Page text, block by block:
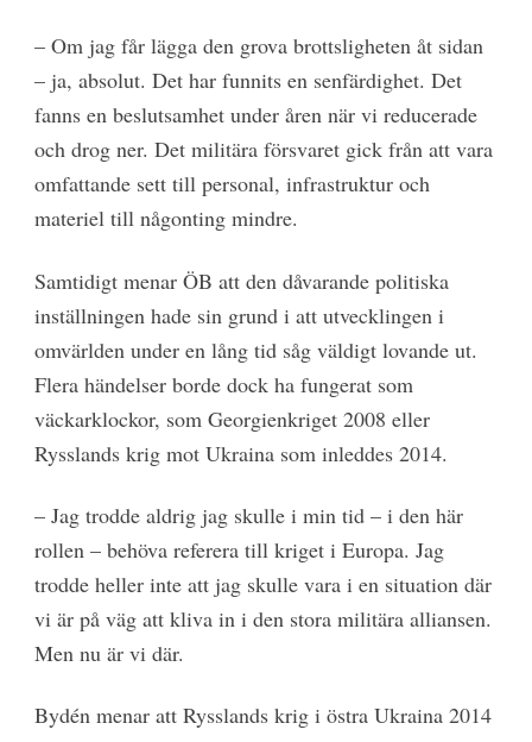
– Om jag får lägga den grova brottsligheten åt sidan
– ja, absolut. Det har funnits en senfärdighet. Det
fanns en beslutsamhet under åren när vi reducerade
och drog ner. Det militära försvaret gick från att vara
omfattande sett till personal, infrastruktur och
materiel till någonting mindre.
Samtidigt menar ÖB att den dåvarande politiska
inställningen hade sin grund i att utvecklingen i
omvärlden under en lång tid såg väldigt lovande ut.
Flera händelser borde dock ha fungerat som
väckarklockor, som Georgienkriget 2008 eller
Rysslands krig mot Ukraina som inleddes 2014.
– Jag trodde aldrig jag skulle i min tid – i den här
rollen – behöva referera till kriget i Europa. Jag
trodde heller inte att jag skulle vara i en situation där
vi är på väg att kliva in i den stora militära alliansen.
Men nu är vi där.
Bydén menar att Rysslands krig i östra Ukraina 2014